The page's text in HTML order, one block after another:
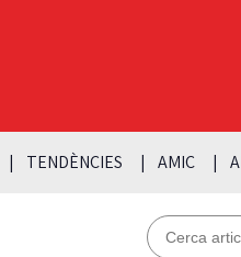
TENDÈNCIES AMIC